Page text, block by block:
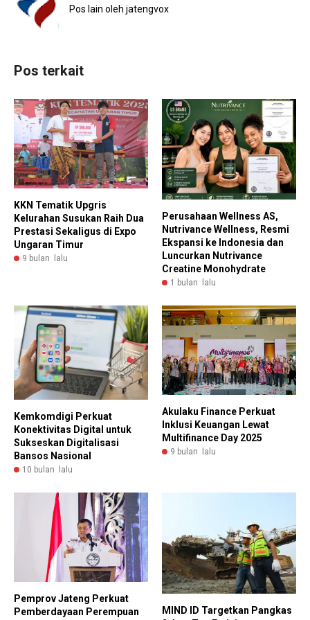
Pos lain oleh jatengvox
Pos terkait
KKN Tematik Upgris
Kelurahan Susukan Raih Dua
Prestasi Sekaligus di Expo
Ungaran Timur
9 bulan lalu
Perusahaan Wellness AS,
Nutrivance Wellness, Resmi
Ekspansi ke Indonesia dan
Luncurkan Nutrivance
Creatine Monohydrate
1 bulan lalu
Kemkomdigi Perkuat
Konektivitas Digital untuk
Sukseskan Digitalisasi
Bansos Nasional
10 bulan lalu
Akulaku Finance Perkuat
Inklusi Keuangan Lewat
Multifinance Day 2025
9 bulan lalu
Pemprov Jateng Perkuat
Pemberdayaan Perempuan
MIND ID Targetkan Pangkas